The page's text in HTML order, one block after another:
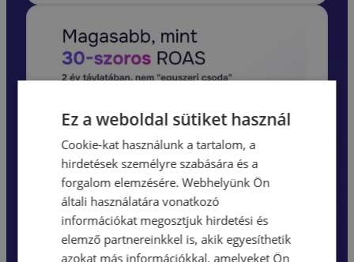
Ez a weboldal sütiket használ
Cookie-kat használunk a tartalom, a
hirdetések személyre szabására és a
forgalom elemzésére. Webhelyünk Ön
általi használatára vonatkozó
információkat megosztjuk hirdetési és
elemző partnereinkkel is, akik egyesíthetik
azokat más információkkal, amelyeket Ön